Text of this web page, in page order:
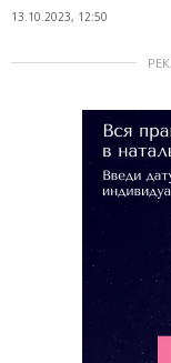
13.10.2023, 12:50